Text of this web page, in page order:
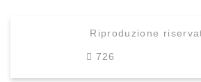
Riproduzione
726